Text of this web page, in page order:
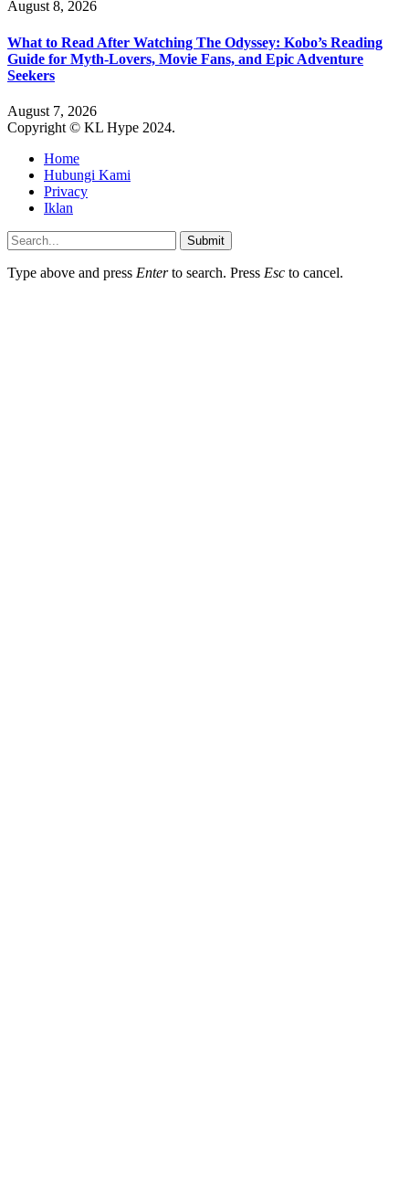
August 8, 2026
What to Read After Watching The Odyssey: Kobo’s Reading
Guide for Myth-Lovers, Movie Fans, and Epic Adventure
Seekers
August 7, 2026
Copyright © KL Hype 2024.
Home
Hubungi Kami
Privacy
Iklan
Submit
Type above and press Enterto search. Press Esc to cancel.